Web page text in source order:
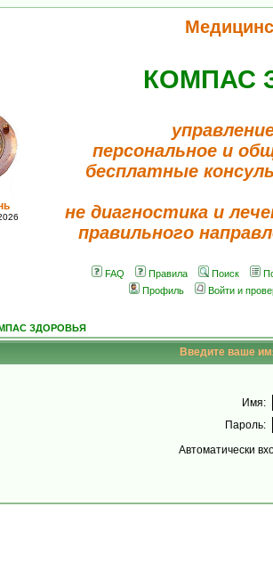
КОМПАС
персональное и
бесплатные
не диагностика и
правильного
FAQ Правила Поиск
Профиль
Войти и
ЗДОРОВЬЯ
Введите ваше
Имя:
Пароль:
Автоматически